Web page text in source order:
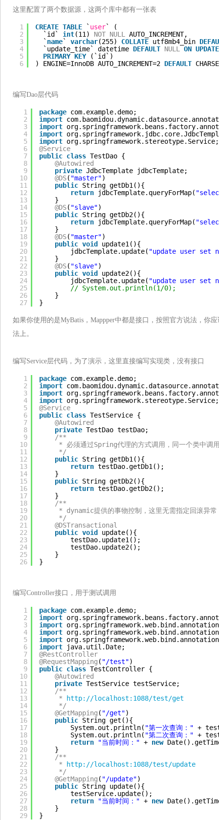
这里配置了两个数据源，这两个库中都有一张表
1
2
3
4
5
6
CREATE TABLE ` user` (
`id` int(11) NOT NULL
AUTO_INCREMENT,
` name` varchar(255) COLLATE utf8mb4_bin
`update_time` datetime DEFAULT NULL ON UPDATE
PRIMARY KEY
(`id`)
) ENGINE=InnoDB AUTO_INCREMENT=2 DEFAULT
编写Dao层代码
1
2
3
4
5
6
7
8
9
10
11
12
13
14
15
16
17
18
19
20
21
22
23
24
25
26
27
package com.example.demo;
import
import
import
import org.springframework.stereotype.Service;
@Service
public class TestDao {
@Autowired
private JdbcTemplate jdbcTemplate;
@DS( "master")
public String getDb1(){
return
jdbcTemplate.queryForMap(
}
@DS( "slave")
public String getDb2(){
return
jdbcTemplate.queryForMap(
}
@DS( "master")
public void
update1(){
jdbcTemplate.update( "update user set
}
@DS( "slave")
public void
update2(){
jdbcTemplate.update( "update user set
// System.out.println(1/0);
}
}
如果你使用的是MyBatis，Mappper中都是接口，按照官方说法，你
法上。
编写Service层代码，为了演示，这里直接编写实现类，没有接口
1
2
3
4
5
6
7
8
9
10
11
12
13
14
15
16
17
18
19
20
21
22
23
24
25
26
package com.example.demo;
import
import
import org.springframework.stereotype.Service;
@Service
public class TestService {
@Autowired
private TestDao testDao;
/**
* 必须通过Spring代理的方式调用，同一个类中调
*/
public String getDb1(){
return testDao.getDb1();
}
public String getDb2(){
return testDao.getDb2();
}
/**
* dynamic提供的事物控制，这里无需指定回滚异常
*/
@DSTransactional
public void
update(){
testDao.update1();
testDao.update2();
}
}
编写Controller接口，用于测试调用
1
2
3
4
5
6
7
8
9
10
11
12
13
14
15
16
17
18
19
20
21
22
23
24
25
26
27
28
29
package com.example.demo;
import
import
import
import
import
java.util.Date;
@RestController
@RequestMapping ( "/test")
public class TestController {
@Autowired
private TestService testService;
/**
*
http://localhost:1088/test/get
*/
@GetMapping ( "/get")
public String get(){
System.out.println( "第一次查询：" +
System.out.println( "第二次查询：" +
return
"当前时间：" + new
}
/**
*
http://localhost:1088/test/update
*/
@GetMapping ( "/update")
public String update(){
testService.update();
return
"当前时间：" + new
}
}